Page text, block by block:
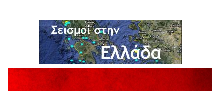
5 Αυγούστου 2026
Ο ΑΝΔΡΕΑΣ ΑΣΛΑΝΙΔΗΣ ΣΥΝΕΧΙΖΕΙ ΣΤΟΝ ΠΡΩΤΕΑ
ΓΡΕΒΕΝΩΝ
5 Αυγούστου 2026
Ευχαριστήριο Εκπολιτιστικού Συλλόγου Ταξιάρχη προς κ.
Παρασχάκη Αθανάσιο